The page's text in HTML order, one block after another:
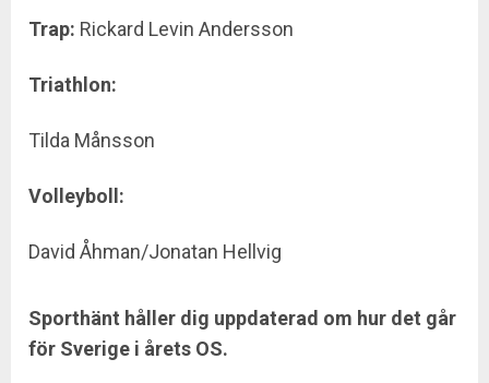
Trap: Rickard Levin Andersson
Triathlon:
Tilda Månsson
Volleyboll:
David Åhman/Jonatan Hellvig
Sporthänt håller dig uppdaterad om hur det går
för Sverige i årets OS.